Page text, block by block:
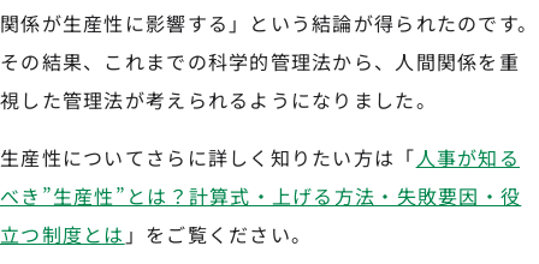
関係が生産性に影響する」という結論が得られたのです。
その結果、これまでの科学的管理法から、人間関係を重
視した管理法が考えられるようになりました。
生産性についてさらに詳しく知りたい方は「人事が知る
べき”生産性”とは？計算式・上げる方法・失敗要因・役
立つ制度とは 」をご覧ください。